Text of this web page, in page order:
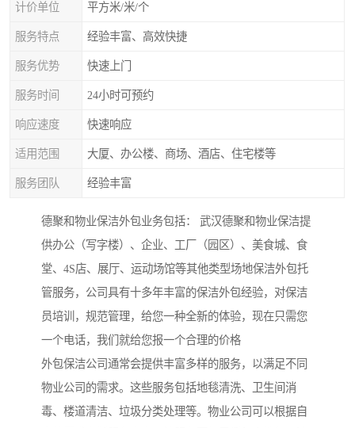
计价单位 平方米/米/个
服务特点 经验丰富、高效快捷
服务优势 快速上门
服务时间 24小时可预约
响应速度 快速响应
适用范围 大厦、办公楼、商场、酒店、住宅楼等
服务团队 经验丰富
德聚和物业保洁外包业务包括： 武汉德聚和物业保洁提
供办公（写字楼）、企业、工厂（园区）、美食城、食
堂、4S店、展厅、运动场馆等其他类型场地保洁外包托
管服务，公司具有十多年丰富的保洁外包经验，对保洁
员培训，规范管理，给您一种全新的体验，现在只需您
一个电话，我们就给您报一个合理的价格
外包保洁公司通常会提供丰富多样的服务，以满足不同
物业公司的需求。这些服务包括地毯清洗、卫生间消
毒、楼道清洁、垃圾分类处理等。物业公司可以根据自